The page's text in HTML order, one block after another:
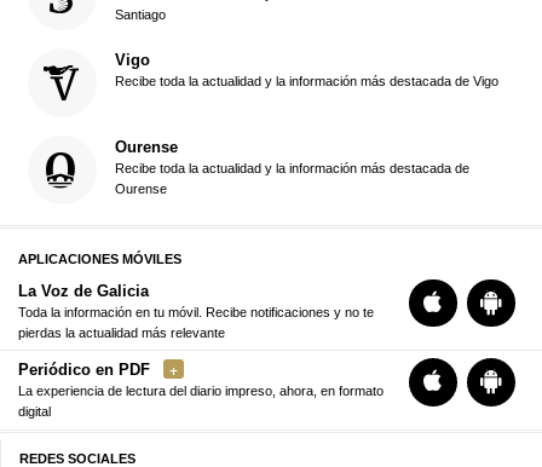
Santiago
Vigo
Recibe toda la actualidad y la información más destacada de Vigo
Ourense
Recibe toda la actualidad y la información más destacada de
Ourense
APLICACIONES MÓVILES
La Voz de Galicia
Toda la información en tu móvil. Recibe notificaciones y no te
pierdas la actualidad más relevante
Periódico en PDF
La experiencia de lectura del diario impreso, ahora, en formato
digital
REDES SOCIALES